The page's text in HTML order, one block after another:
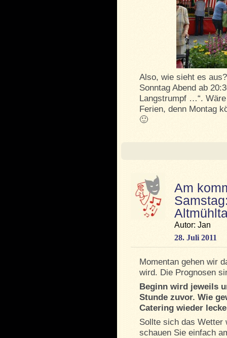
Also, wie sieht es
Sonntag Abend ab
Langstrumpf …“.
Ferien, denn Montag
🙂
Am
Autor: Jan
28. Juli 2011
Momentan gehen wir
wird. Die Prognosen
Beginn wird jeweils
Stunde zuvor. Wie
Catering wieder
Sollte sich das Wetter
schauen Sie einfach